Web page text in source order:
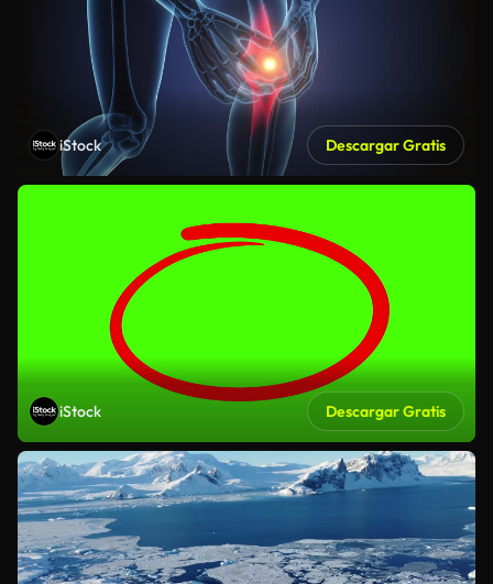
iStock Descargar Gratis
iStock Descargar Gratis